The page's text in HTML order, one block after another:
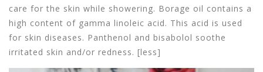
care for the skin while showering. Borage oil contains a
high content of gamma linoleic acid. This acid is used
for skin diseases. Panthenol and bisabolol soothe
irritated skin and/or redness. [less]